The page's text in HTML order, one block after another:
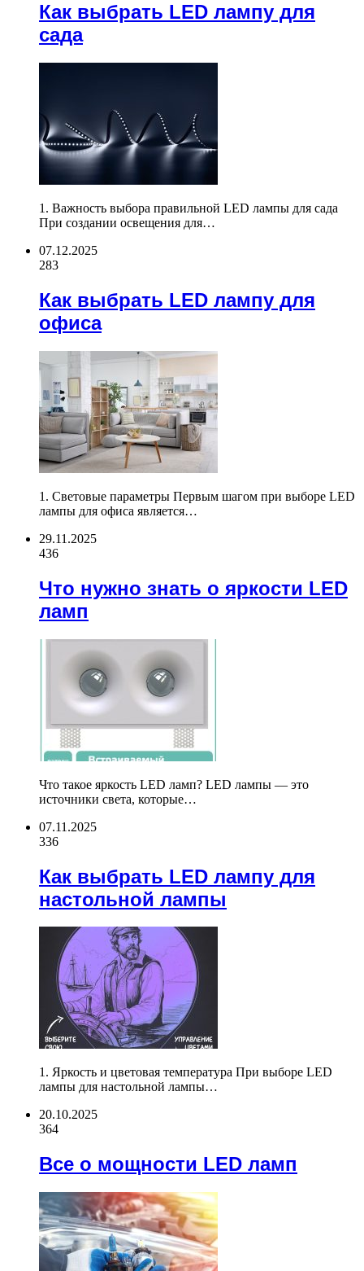
Как выбрать LED лампу для
сада
1. Важность выбора правильной LED лампы для сада
При создании освещения для…
07.12.2025
283
Как выбрать LED лампу для
офиса
1. Световые параметры Первым шагом при выборе LED
лампы для офиса является…
29.11.2025
436
Что нужно знать о яркости LED
ламп
Что такое яркость LED ламп? LED лампы — это
источники света, которые…
07.11.2025
336
Как выбрать LED лампу для
настольной лампы
1. Яркость и цветовая температура При выборе LED
лампы для настольной лампы…
20.10.2025
364
Все о мощности LED ламп